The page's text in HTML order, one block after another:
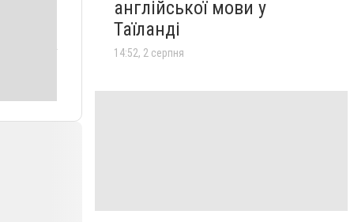
англійської мови у
Таїланді
14:52, 2 серпня